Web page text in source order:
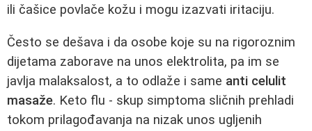
ili čašice povlače kožu i mogu izazvati iritaciju.
Često se dešava i da osobe koje su na rigoroznim
dijetama zaborave na unos elektrolita, pa im se
javlja malaksalost, a to odlaže i same anti celulit
masaže. Keto flu - skup simptoma sličnih prehladi
tokom prilagođavanja na nizak unos ugljenih